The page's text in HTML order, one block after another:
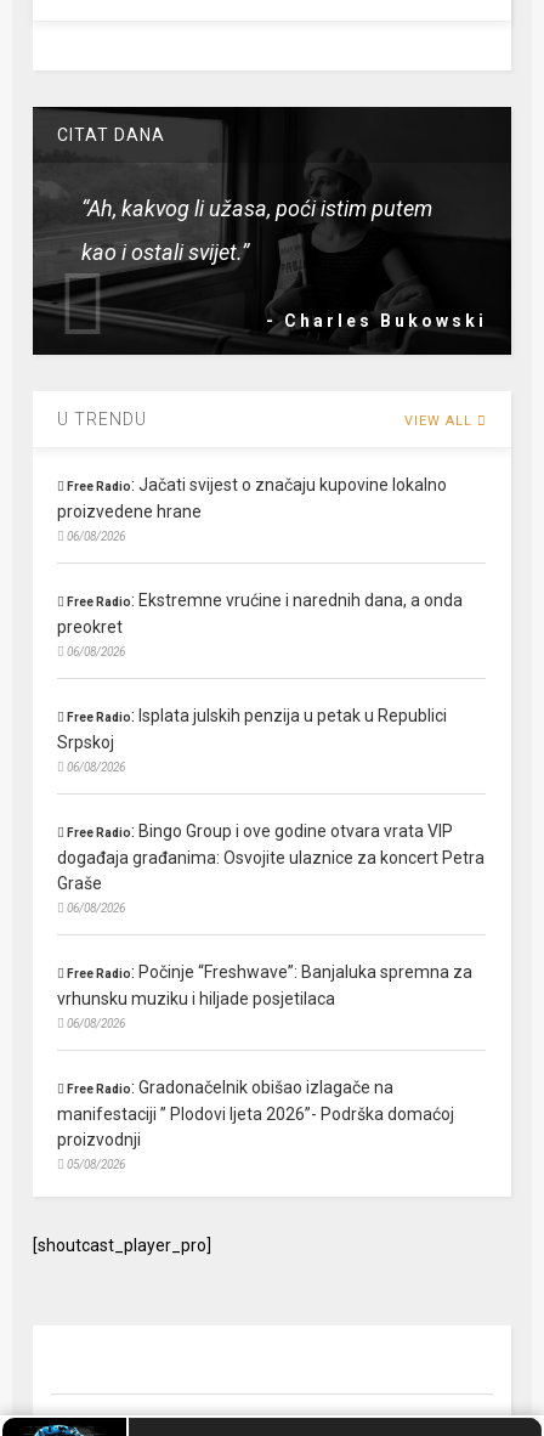
CITAT DANA
“Ah, kakvog li užasa, poći istim putem
kao i ostali svijet.”
- Charles Bukowski
U TRENDU VIEW ALL
Free Radio:Jačati svijest o značaju kupovine lokalno
proizvedene hrane
06/08/2026
Free Radio: Ekstremne vrućine i narednih dana, a onda
preokret
06/08/2026
Free Radio: Isplata julskih penzija u petak u Republici
Srpskoj
06/08/2026
Free Radio: Bingo Group i ove godine otvara vrata VIP
događaja građanima: Osvojite ulaznice za koncert Petra
Graše
06/08/2026
Free Radio: Počinje “Freshwave”: Banjaluka spremna za
vrhunsku muziku i hiljade posjetilaca
06/08/2026
Free Radio:Gradonačelnik obišao izlagače na
manifestaciji ” Plodovi ljeta 2026”- Podrška domaćoj
proizvodnji
05/08/2026
[shoutcast_player_pro]